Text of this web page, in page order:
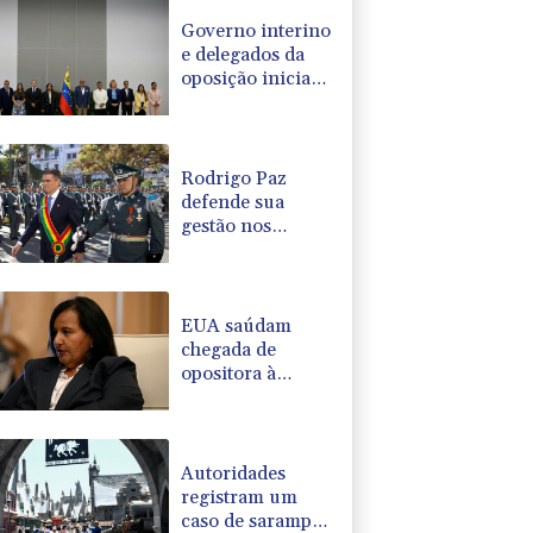
Governo interino
e delegados da
oposição iniciam
Rodrigo Paz
defende sua
gestão nos
EUA saúdam
chegada de
opositora à
Autoridades
registram um
caso de sarampo